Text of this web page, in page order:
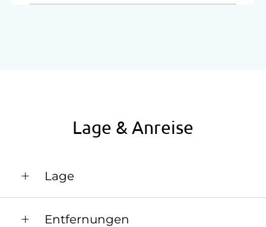
TischtennisLage & Anreise
Lage
Entfernungen